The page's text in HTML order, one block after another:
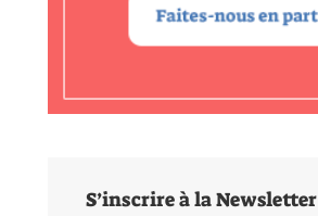
S’inscrire à la Newsletter